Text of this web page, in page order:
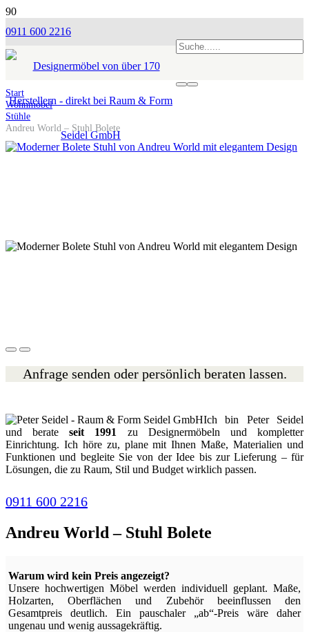
0911 600 2216
Start
Wohnmöbel
Stühle
Andreu World – Stuhl Bolete
Anfrage senden oder persönlich beraten lassen.
Ich bin Peter Seidel
und berateseit 1991
zu Designermöbeln und kompletter
Einrichtung. Ich höre zu, plane mit Ihnen Maße, Materialien und
Funktionen und begleite Sie von der Idee bis zur Lieferung – für
Lösungen, die zu Raum, Stil und Budget wirklich passen.
0911 600 2216
Andreu World – Stuhl Bolete
Warum wird kein Preis angezeigt?
Unsere hochwertigen Möbel werden individuell geplant. Maße,
Holzarten, Oberflächen und Zubehör beeinflussen den
Gesamtpreis deutlich. Ein pauschaler „ab“-Preis wäre daher
ungenau und wenig aussagekräftig.